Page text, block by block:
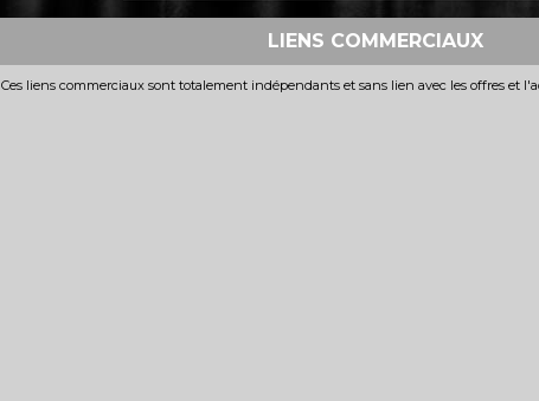
LIENS COMMERCIAUX
Ces liens commerciaux sont totalement indépendants et sans lien avec les offres et